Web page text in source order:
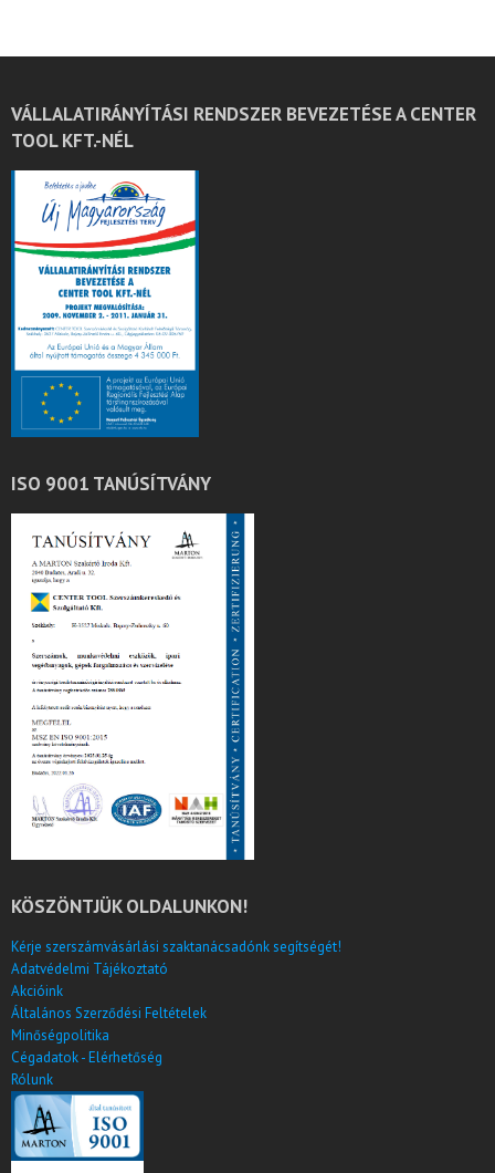
VÁLLALATIRÁNYÍTÁSI RENDSZER BEVEZETÉSE A CENTER
TOOL KFT.-NÉL
ISO 9001 TANÚSÍTVÁNY
KÖSZÖNTJÜK OLDALUNKON!
Kérje szerszámvásárlási szaktanácsadónk segítségét!
Adatvédelmi Tájékoztató
Akcióink
Általános Szerződési Feltételek
Minőségpolitika
Cégadatok - Elérhetőség
Rólunk